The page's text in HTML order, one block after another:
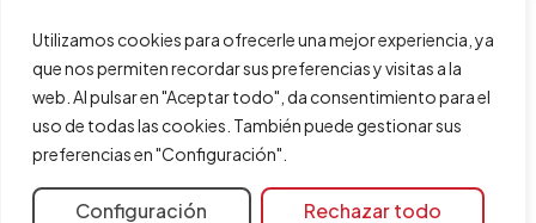
Utilizamos cookies para ofrecerle una mejor experiencia, ya
que nos permiten recordar sus preferencias y visitas a la
web. Al pulsar en "Aceptar todo", da consentimiento para el
uso de todas las cookies. También puede gestionar sus
preferencias en "Configuración".
Configuración
Rechazar todo
cercano al que puede anclar la viga centradora.
Si hay otro pilar cercano, puede pensar en diseñar
zapatas combinadaspara que reciban la carga
no ya de un solo pilar, sino de dos o más,
compensando los esfuerzos de unos con otros.